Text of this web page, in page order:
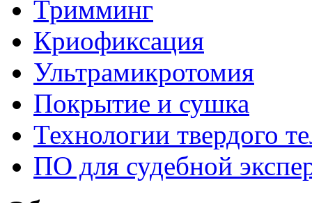
Тримминг
Криофиксация
Ультрамикротомия
Покрытие и сушка
Технологии твердого
ПО для судебной